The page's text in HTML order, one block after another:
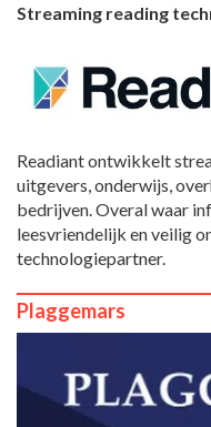
Streaming reading
Readiant ontwikkelt
uitgevers, onderwijs,
bedrijven. Overal waar
leesvriendelijk en veilig
technologiepartner.
Plaggemars